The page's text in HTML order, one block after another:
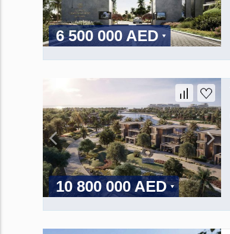
6 500 000 AED
10 800 000 AED